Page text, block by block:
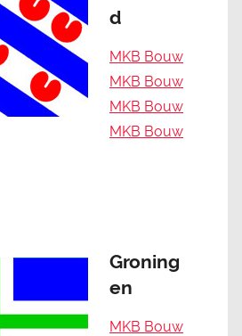
d
MKB Bouw
MKB Bouw
MKB Bouw
MKB Bouw
Groning
en
MKB Bouw